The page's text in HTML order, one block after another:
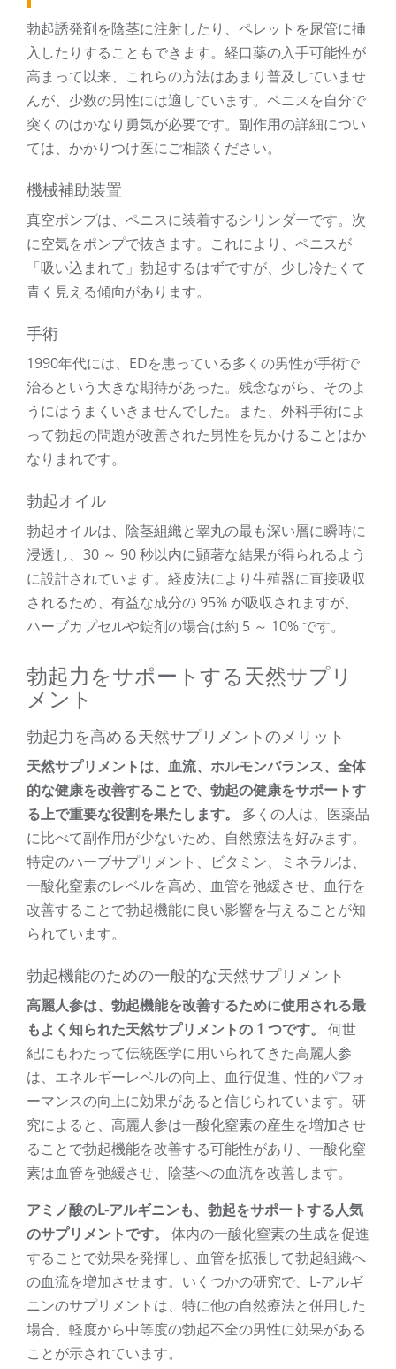
勃起誘発剤を陰茎に注射したり、ペレットを尿管に挿
入したりすることもできます。経口薬の入手可能性が
高まって以来、これらの方法はあまり普及していませ
んが、少数の男性には適しています。ペニスを自分で
突くのはかなり勇気が必要です。副作用の詳細につい
ては、かかりつけ医にご相談ください。
機械補助装置
真空ポンプは、ペニスに装着するシリンダーです。次
に空気をポンプで抜きます。これにより、ペニスが
「吸い込まれて」勃起するはずですが、少し冷たくて
青く見える傾向があります。
手術
1990年代には、EDを患っている多くの男性が手術で
治るという大きな期待があった。残念ながら、そのよ
うにはうまくいきませんでした。また、外科手術によ
って勃起の問題が改善された男性を見かけることはか
なりまれです。
勃起オイル
勃起オイルは、陰茎組織と睾丸の最も深い層に瞬時に
浸透し、30 ～ 90 秒以内に顕著な結果が得られるよう
に設計されています。経皮法により生殖器に直接吸収
されるため、有益な成分の 95% が吸収されますが、
ハーブカプセルや錠剤の場合は約 5 ～ 10% です。
勃起力をサポートする天然サプリ
メント
勃起力を高める天然サプリメントのメリット
天然サプリメントは、血流、ホルモンバランス、全体
的な健康を改善することで、勃起の健康をサポートす
る上で重要な役割を果たします。
多くの人は、医薬品
に比べて副作用が少ないため、自然療法を好みます。
特定のハーブサプリメント、ビタミン、ミネラルは、
一酸化窒素のレベルを高め、血管を弛緩させ、血行を
改善することで勃起機能に良い影響を与えることが知
られています。
勃起機能のための一般的な天然サプリメント
高麗人参は、勃起機能を改善するために使用される最
もよく知られた天然サプリメントの 1 つです。
何世
紀にもわたって伝統医学に用いられてきた高麗人参
は、エネルギーレベルの向上、血行促進、性的パフォ
ーマンスの向上に効果があると信じられています。研
究によると、高麗人参は一酸化窒素の産生を増加させ
ることで勃起機能を改善する可能性があり、一酸化窒
素は血管を弛緩させ、陰茎への血流を改善します。
アミノ酸のL-アルギニンも、勃起をサポートする人気
のサプリメントです。
体内の一酸化窒素の生成を促進
することで効果を発揮し、血管を拡張して勃起組織へ
の血流を増加させます。いくつかの研究で、L-アルギ
ニンのサプリメントは、特に他の自然療法と併用した
場合、軽度から中等度の勃起不全の男性に効果がある
ことが示されています。